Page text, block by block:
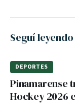
Seguí leyendo
DEPORTES
Pinamarense
Hockey 2026